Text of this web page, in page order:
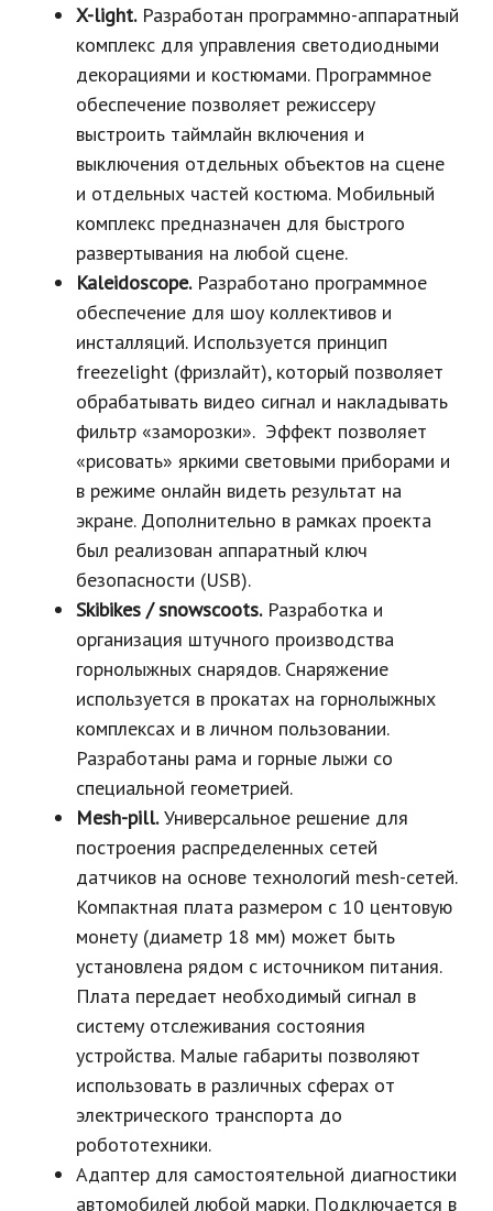
X-light.Разработан программно-аппаратный
комплекс для управления светодиодными
декорациями и костюмами. Программное
обеспечение позволяет режиссеру
выстроить таймлайн включения и
выключения отдельных объектов на сцене
и отдельных частей костюма. Мобильный
комплекс предназначен для быстрого
развертывания на любой сцене.
Kaleidoscope.Разработано программное
обеспечение для шоу коллективов и
инсталляций. Используется принцип
freezelight (фризлайт), который позволяет
обрабатывать видео сигнал и накладывать
фильтр «заморозки». Эффект позволяет
«рисовать» яркими световыми приборами и
в режиме онлайн видеть результат на
экране. Дополнительно в рамках проекта
был реализован аппаратный ключ
безопасности (USB).
Skibikes / snowscoots.Разработка и
организация штучного производства
горнолыжных снарядов. Снаряжение
используется в прокатах на горнолыжных
комплексах и в личном пользовании.
Разработаны рама и горные лыжи со
специальной геометрией.
Mesh-pill.Универсальное решение для
построения распределенных сетей
датчиков на основе технологий mesh-сетей.
Компактная плата размером с 10 центовую
монету (диаметр 18 мм) может быть
установлена рядом с источником питания.
Плата передает необходимый сигнал в
систему отслеживания состояния
устройства. Малые габариты позволяют
использовать в различных сферах от
электрического транспорта до
робототехники.
Адаптер для самостоятельной диагностики
автомобилей любой марки. Подключается в